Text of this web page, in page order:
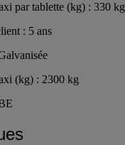
par tablette (kg) : 330 kg
: 5 ans
(kg) : 2300 kg